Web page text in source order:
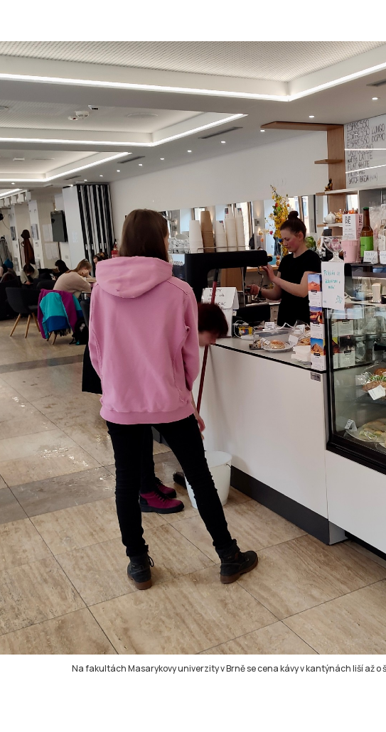
Na fakultách Masarykovy univerzity v Brně se cena kávy v kantýnách liší až o